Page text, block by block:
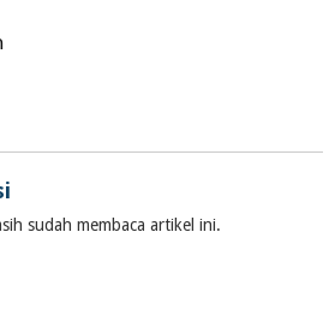
sudah membaca artikel ini.